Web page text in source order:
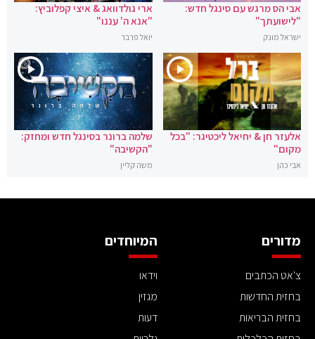
אבי הס מרגש עם סינגל חדש:
"לישועתך"
ישראל מונק
ארי גולדוואג & איצי קפלוביץ:
"אנא ה' עננו"
יואל פרבר
אלעזר חן & יחיאל ליכטיגר: "בכל
מקום"
אבי כהן
שלמה ברונר בסינגל חדש ומחזק:
"הקשיבה"
משה קליין
מדורים
צ'אט הכתבים
בחזית החדשות
בחזית הבריאות
המיוחדים
וידאו
מגזין
דעות